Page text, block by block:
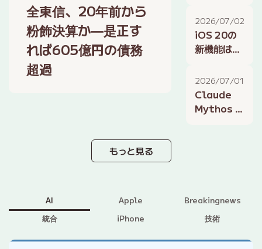
全東信、20年前から
粉飾決算か—是正す
れば605億円の債務
超過
ンナップ：
今注目の最
新デバイス
2026/07/02
iOS 20の
新機能は？
に噂される
注目アップ
デートを総
まとめ
2026/07/01
Claude
Mythos 5
もっと見る
AI Apple
Breakingnews
統合
iPhone 技術